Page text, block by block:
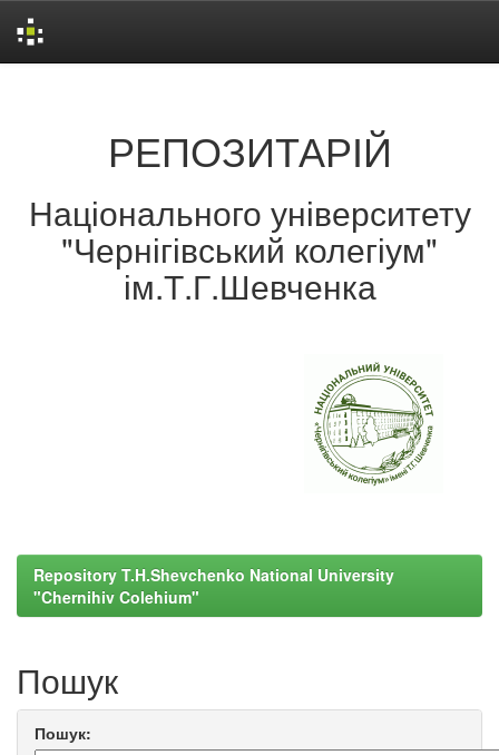
РЕПОЗИТАРІЙ
Національного університету
"Чернігівський колегіум"
ім.Т.Г.Шевченка
Repository T.H.Shevchenko National University
"Chernihiv Colehium"
Пошук
Пошук: